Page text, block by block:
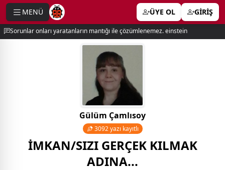
MENÜ ÜYE OL GİRİŞ
Sorunlar onları yaratanların mantığı ile çözümlenemez. einstein
Gülüm Çamlısoy
3092 yazı kayıtlı
İMKAN/SIZI GERÇEK KILMAK
ADINA...
menu